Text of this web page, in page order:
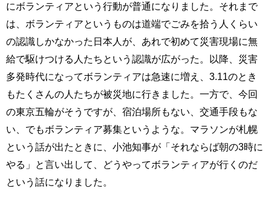
にボランティアという行動が普通になりました。それまで
は、ボランティアというものは道端でごみを拾う人くらい
の認識しかなかった日本人が、あれで初めて災害現場に無
給で駆けつける人たちという認識が広がった。以降、災害
多発時代になってボランティアは急速に増え、3.11のとき
もたくさんの人たちが被災地に行きました。一方で、今回
の東京五輪がそうですが、宿泊場所もない、交通手段もな
い、でもボランティア募集というような。マラソンが札幌
という話が出たときに、小池知事が「それならば朝の3時に
やる」と言い出して、どうやってボランティアが行くのだ
という話になりました。